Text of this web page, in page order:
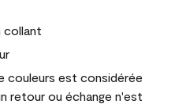
collant
couleurs est considérée
retour ou échange n'est